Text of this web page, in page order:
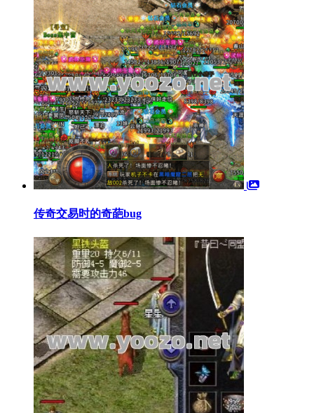
传奇交易时的奇葩bug